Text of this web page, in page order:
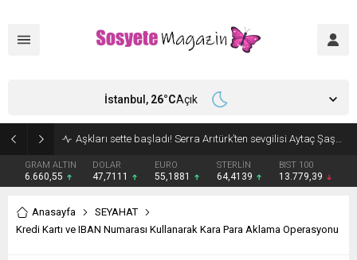
Aşkları sette başladı! Serra Arıtürk’ten sevgilisi Aytaç Şaşmaz’a romantik kutlama
GRAM ALTIN
6.660,55
DOLAR
47,7111
EURO
55,1881
STERLİN
64,4139
BIST 100
13.779,39
İstanbul, 26°CAçık
Anasayfa
SEYAHAT
Kredi Kartı ve IBAN Numarası Kullanarak Kara Para Aklama Operasyonu